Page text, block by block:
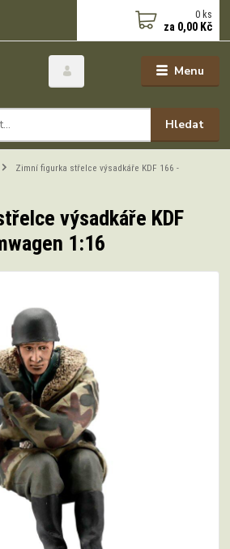
Menu
Hledat
0 ks
za 0,00 Kč
Zimní figurka střelce výsadkáře KDF 166 -
výsadkáře KDF
1:16